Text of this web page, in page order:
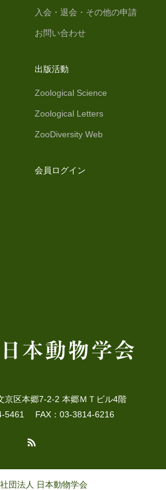
入会・退会・その他の申請
お問い合わせ
出版活動
Zoological Science
Zoological Letters
ZooDiversity Web
会員ログイン
京区本郷7-2-2 本郷ＭＴビル4階
5461 FAX：03-3814-6216
団法人 日本動物学会